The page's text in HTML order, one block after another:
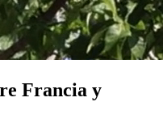
Francia y